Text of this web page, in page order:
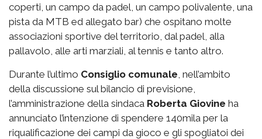
coperti, un campo da padel, un campo polivalente, una
pista da MTB ed allegato bar) che ospitano molte
associazioni sportive del territorio, dal padel, alla
pallavolo, alle arti marziali, al tennis e tanto altro.
Durante l’ultimo Consiglio comunale, nell’ambito
della discussione sul bilancio di previsione,
l’amministrazione della sindaca Roberta Giovine ha
annunciato l’intenzione di spendere 140mila per la
riqualificazione dei campi da gioco e gli spogliatoi dei